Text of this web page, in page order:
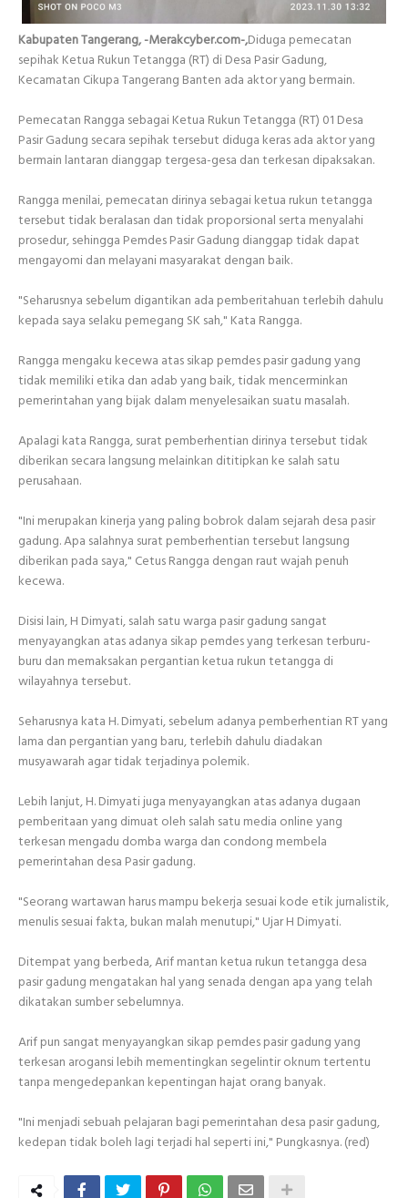
Kabupaten Tangerang, -Merakcyber.com-,Diduga pemecatan
sepihak Ketua Rukun Tetangga (RT) di Desa Pasir Gadung,
Kecamatan Cikupa Tangerang Banten ada aktor yang bermain.
Pemecatan Rangga sebagai Ketua Rukun Tetangga (RT) 01 Desa
Pasir Gadung secara sepihak tersebut diduga keras ada aktor yang
bermain lantaran dianggap tergesa-gesa dan terkesan dipaksakan.
Rangga menilai, pemecatan dirinya sebagai ketua rukun tetangga
tersebut tidak beralasan dan tidak proporsional serta menyalahi
prosedur, sehingga Pemdes Pasir Gadung dianggap tidak dapat
mengayomi dan melayani masyarakat dengan baik.
"Seharusnya sebelum digantikan ada pemberitahuan terlebih dahulu
kepada saya selaku pemegang SK sah," Kata Rangga.
Rangga mengaku kecewa atas sikap pemdes pasir gadung yang
tidak memiliki etika dan adab yang baik, tidak mencerminkan
pemerintahan yang bijak dalam menyelesaikan suatu masalah.
Apalagi kata Rangga, surat pemberhentian dirinya tersebut tidak
diberikan secara langsung melainkan dititipkan ke salah satu
perusahaan.
"Ini merupakan kinerja yang paling bobrok dalam sejarah desa pasir
gadung. Apa salahnya surat pemberhentian tersebut langsung
diberikan pada saya," Cetus Rangga dengan raut wajah penuh
kecewa.
Disisi lain, H Dimyati, salah satu warga pasir gadung sangat
menyayangkan atas adanya sikap pemdes yang terkesan terburu-
buru dan memaksakan pergantian ketua rukun tetangga di
wilayahnya tersebut.
Seharusnya kata H. Dimyati, sebelum adanya pemberhentian RT yang
lama dan pergantian yang baru, terlebih dahulu diadakan
musyawarah agar tidak terjadinya polemik.
Lebih lanjut, H. Dimyati juga menyayangkan atas adanya dugaan
pemberitaan yang dimuat oleh salah satu media online yang
terkesan mengadu domba warga dan condong membela
pemerintahan desa Pasir gadung.
"Seorang wartawan harus mampu bekerja sesuai kode etik jurnalistik,
menulis sesuai fakta, bukan malah menutupi," Ujar H Dimyati.
Ditempat yang berbeda, Arif mantan ketua rukun tetangga desa
pasir gadung mengatakan hal yang senada dengan apa yang telah
dikatakan sumber sebelumnya.
Arif pun sangat menyayangkan sikap pemdes pasir gadung yang
terkesan arogansi lebih mementingkan segelintir oknum tertentu
tanpa mengedepankan kepentingan hajat orang banyak.
"Ini menjadi sebuah pelajaran bagi pemerintahan desa pasir gadung,
kedepan tidak boleh lagi terjadi hal seperti ini," Pungkasnya. (red)